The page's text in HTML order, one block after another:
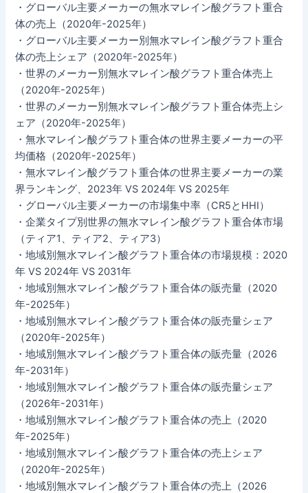
・グローバル主要メーカーの無水マレイン酸グラフト重合
体の売上（2020年-2025年）
・グローバル主要メーカー別無水マレイン酸グラフト重合
体の売上シェア（2020年-2025年）
・世界のメーカー別無水マレイン酸グラフト重合体売上
（2020年-2025年）
・世界のメーカー別無水マレイン酸グラフト重合体売上シ
ェア（2020年-2025年）
・無水マレイン酸グラフト重合体の世界主要メーカーの平
均価格（2020年-2025年）
・無水マレイン酸グラフト重合体の世界主要メーカーの業
界ランキング、2023年 VS 2024年 VS 2025年
・グローバル主要メーカーの市場集中率（CR5とHHI）
・企業タイプ別世界の無水マレイン酸グラフト重合体市場
（ティア1、ティア2、ティア3）
・地域別無水マレイン酸グラフト重合体の市場規模：2020
年 VS 2024年 VS 2031年
・地域別無水マレイン酸グラフト重合体の販売量（2020
年-2025年）
・地域別無水マレイン酸グラフト重合体の販売量シェア
（2020年-2025年）
・地域別無水マレイン酸グラフト重合体の販売量（2026
年-2031年）
・地域別無水マレイン酸グラフト重合体の販売量シェア
（2026年-2031年）
・地域別無水マレイン酸グラフト重合体の売上（2020
年-2025年）
・地域別無水マレイン酸グラフト重合体の売上シェア
（2020年-2025年）
・地域別無水マレイン酸グラフト重合体の売上（2026